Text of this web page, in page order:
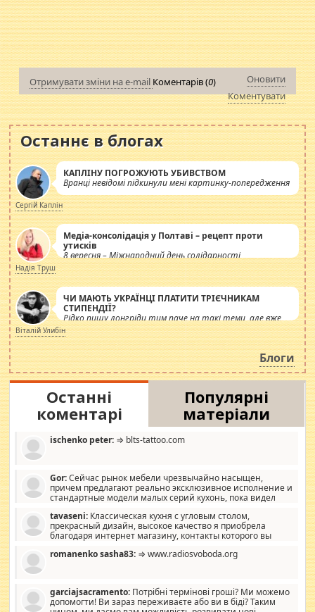
Отримувати зміни на e-mail Коментарів (0)
Оновити
Коментувати
Останнє в блогах
КАПЛІНУ ПОГРОЖУЮТЬ УБИВСТВОМ
Вранці невідомі підкинули мені картинку-попередження
Сергій Каплін
Медіа-консолідація у Полтаві – рецепт проти
утисків
8 вересня – Міжнародний день солідарності
журналістів.
Надія Труш
ЧИ МАЮТЬ УКРАЇНЦІ ПЛАТИТИ ТРІЄЧНИКАМ
СТИПЕНДІЇ?
Рідко пишу лонгріди тим паче на такі теми, але вже
просто дістало! Обурюють сьогоднішні інсенуації
навколо стипендіального питання. Штучно
роздувається ще одна соціальна катастрофа.
Віталій Улибін
Блоги
Останні
коментарі
Популярні
матеріали
ischenko peter: ⇒ blts-tattoo.com
Gor:Сейчас рынок мебели чрезвычайно насыщен,
причем предлагают реально эксклюзивное исполнение и
стандартные модели малых серий кухонь, пока видел
стандартные формы, в MebelOk, креативненько и что главное -
со вкусом все в порядке, без ненужных наворотов удорожающих
мебель, а это не последний фактор.
tavaseni: Классическая кухня с угловым столом,
прекрасный дизайн, высокое качество я приобрела
благодаря интернет магазину, контакты которого вы
romanenko sasha83: ⇒ www.radiosvoboda.org
garciajsacramento: Потрібні термінові гроші? Ми можемо
допомогти! Ви зараз переживаєте або ви в біді? Таким